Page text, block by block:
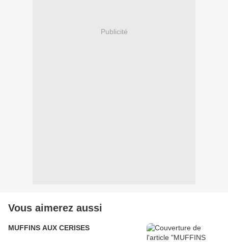
Publicité
Vous aimerez aussi
MUFFINS AUX CERISES